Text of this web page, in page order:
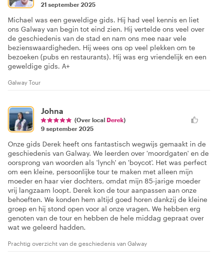
21 september 2025
Michael was een geweldige gids. Hij had veel kennis en liet
ons Galway van begin tot eind zien. Hij vertelde ons veel over
de geschiedenis van de stad en nam ons mee naar vele
bezienswaardigheden. Hij wees ons op veel plekken om te
bezoeken (pubs en restaurants). Hij was erg vriendelijk en een
geweldige gids. A+
Galway Tour
Johna
(Over local Derek)
9 september 2025
Onze gids Derek heeft ons fantastisch wegwijs gemaakt in de
geschiedenis van Galway. We leerden over 'moordgaten' en de
oorsprong van woorden als 'lynch' en 'boycot'. Het was perfect
om een kleine, persoonlijke tour te maken met alleen mijn
moeder en haar vier dochters, omdat mijn 85-jarige moeder
vrij langzaam loopt. Derek kon de tour aanpassen aan onze
behoeften. We konden hem altijd goed horen dankzij de kleine
groep en hij stond open voor al onze vragen. We hebben erg
genoten van de tour en hebben de hele middag gepraat over
wat we geleerd hadden.
Prachtig overzicht van de geschiedenis van Galway